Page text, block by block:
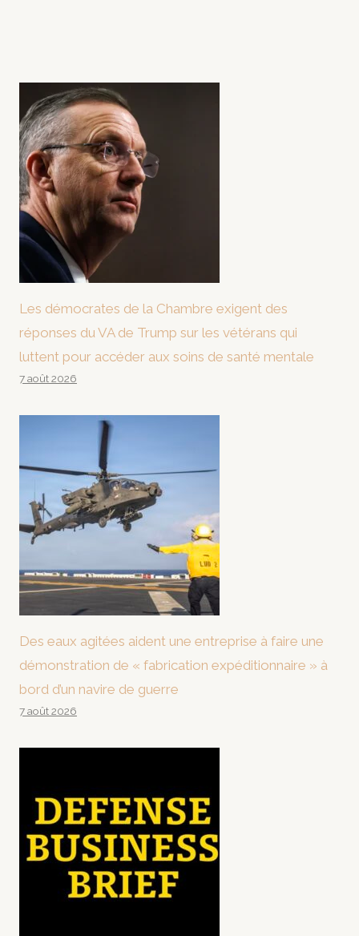
Les démocrates de la Chambre exigent des
réponses du VA de Trump sur les vétérans qui
luttent pour accéder aux soins de santé mentale
7 août 2026
Des eaux agitées aident une entreprise à faire une
démonstration de « fabrication expéditionnaire » à
bord d’un navire de guerre
7 août 2026